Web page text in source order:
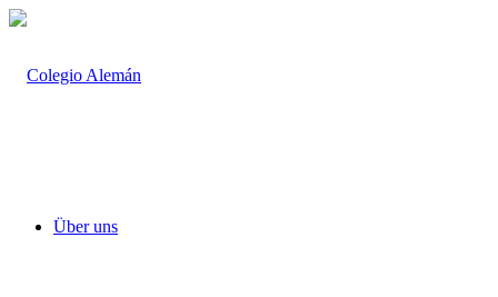
Über uns